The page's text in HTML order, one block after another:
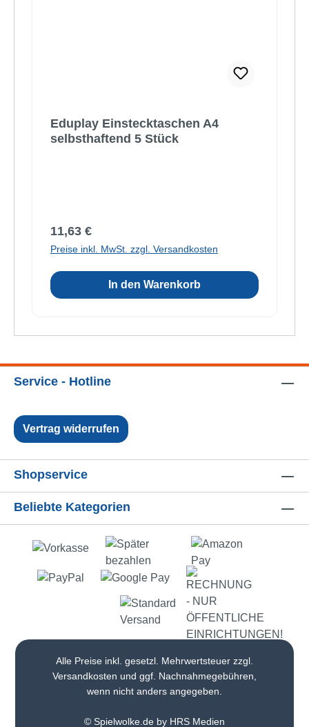
Eduplay Einstecktaschen A4
selbsthaftend 5 Stück
Regulärer Preis:
11,63 €
Preise inkl. MwSt. zzgl. Versandkosten
In den Warenkorb
Service - Hotline
Vertrag widerrufen
Shopservice
Beliebte Kategorien
Alle Preise inkl. gesetzl. Mehrwertsteuer zzgl.
Versandkosten und ggf. Nachnahmegebühren,
wenn nicht anders angegeben.
© Spielwolke.de by HRS Medien